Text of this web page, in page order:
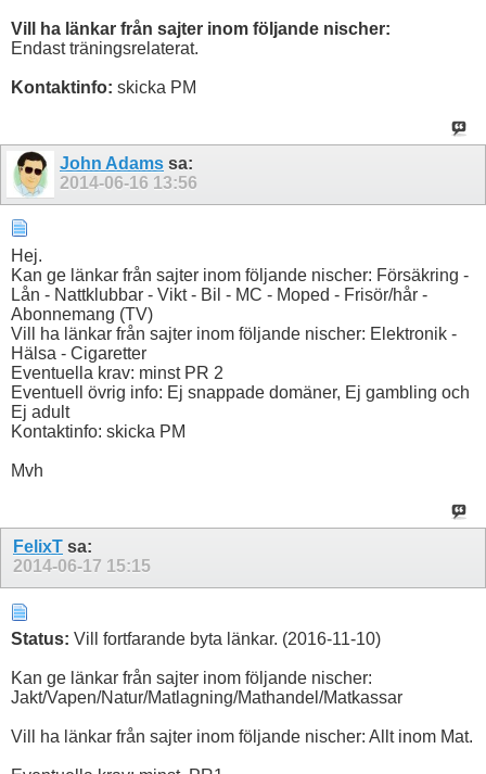
Vill ha länkar från sajter inom följande nischer:
Endast träningsrelaterat.
Kontaktinfo: skicka PM
John Adams sa:
2014-06-16 13:56
Hej.
Kan ge länkar från sajter inom följande nischer: Försäkring -
Lån - Nattklubbar - Vikt - Bil - MC - Moped - Frisör/hår -
Abonnemang (TV)
Vill ha länkar från sajter inom följande nischer: Elektronik -
Hälsa - Cigaretter
Eventuella krav: minst PR 2
Eventuell övrig info: Ej snappade domäner, Ej gambling och
Ej adult
Kontaktinfo: skicka PM
Mvh
FelixT sa:
2014-06-17 15:15
Status: Vill fortfarande byta länkar. (2016-11-10)
Kan ge länkar från sajter inom följande nischer:
Jakt/Vapen/Natur/Matlagning/Mathandel/Matkassar
Vill ha länkar från sajter inom följande nischer: Allt inom Mat.